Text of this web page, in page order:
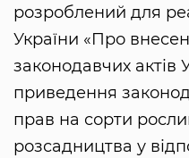
розроблений для
України «Про
законодавчих актів
приведення
прав на сорти
розсадництва у